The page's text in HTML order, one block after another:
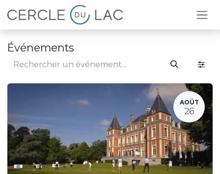
Se rendre au contenu
Événements
AOÛT
26